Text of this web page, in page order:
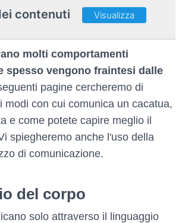
contenuti Visualizza
molti comportamenti
spesso vengono fraintesi dalle
pagine cercheremo di
modi con cui comunica un cacatua,
e come potete capire meglio il
spiegheremo anche l'uso della
di comunicazione.
del corpo
solo attraverso il linguaggio